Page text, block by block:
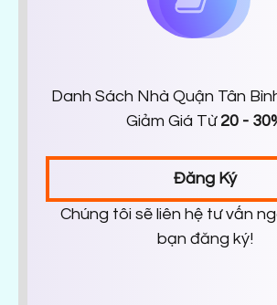
Danh Sách Nhà Quận Tân
Giảm Giá Từ 20 -
Đăng Ký
Chúng tôi sẽ liên hệ tư vấn
bạn đăng ký!